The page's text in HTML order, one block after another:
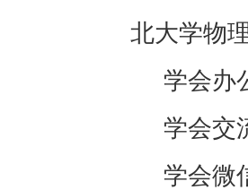
北大学物
学会办
学会交
学会微